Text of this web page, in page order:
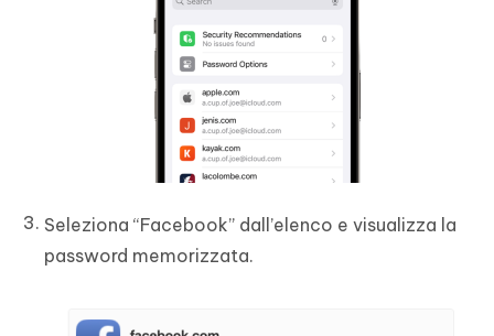
Seleziona “Facebook” dall’elenco e visualizza la
password memorizzata.